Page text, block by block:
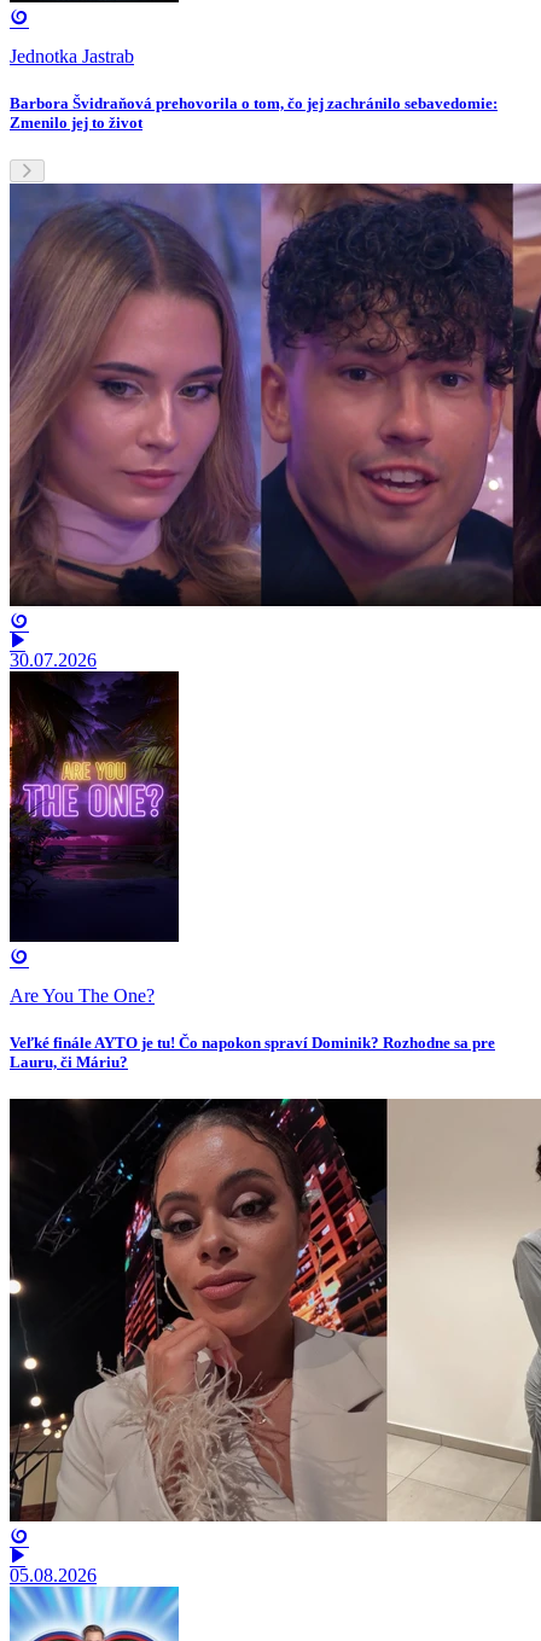
Jednotka Jastrab
Barbora Švidraňová prehovorila o tom, čo jej zachránilo sebavedomie:
Zmenilo jej to život
30.07.2026
Are You The One?
Veľké finále AYTO je tu! Čo napokon spraví Dominik? Rozhodne sa pre
Lauru, či Máriu?
05.08.2026